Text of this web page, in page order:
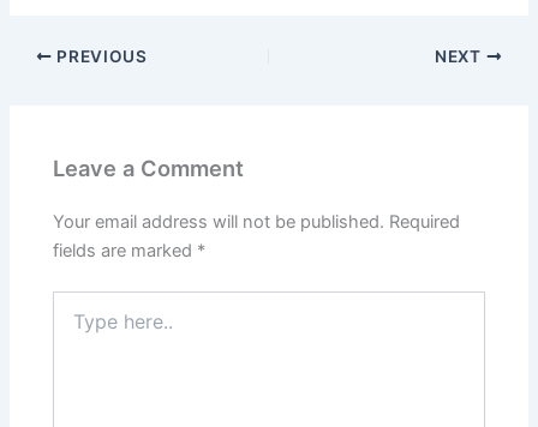
PREVIOUS NEXT
Leave a Comment
Your email address will not be published. Required
fields are marked *
here..